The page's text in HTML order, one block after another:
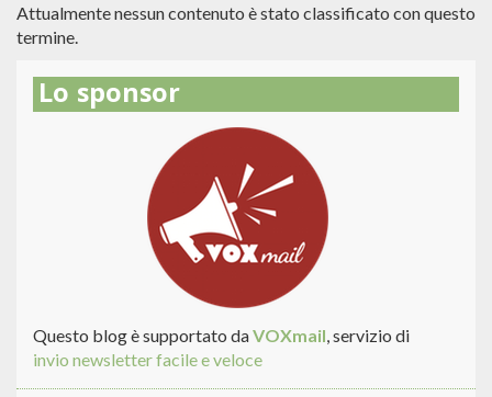
Attualmente nessun contenuto è stato classificato con questo
termine.
Lo sponsor
Questo blog è supportato daVOXmail, servizio di
invio newsletter facile e veloce